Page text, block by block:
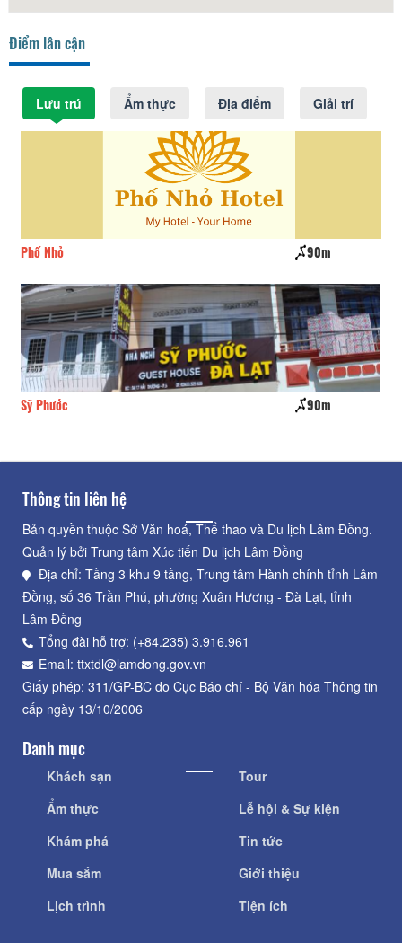
Điểm lân cận
Lưu trú Ẩm thực Địa điểm Giải trí
Phố Nhỏ 90m
Sỹ Phước 90m
Thông tin liên hệ
Bản quyền thuộc Sở Văn hoá, Thể thao và Du lịch Lâm Đồng.
Quản lý bởi Trung tâm Xúc tiến Du lịch Lâm Đồng
Địa chỉ: Tầng 3 khu 9 tầng, Trung tâm Hành chính tỉnh Lâm
Đồng, số 36 Trần Phú, phường Xuân Hương - Đà Lạt, tỉnh
Lâm Đồng
Tổng đài hỗ trợ: (+84.235) 3.916.961
Email: ttxtdl@lamdong.gov.vn
Giấy phép: 311/GP-BC do Cục Báo chí - Bộ Văn hóa Thông tin
cấp ngày 13/10/2006
Danh mục
Khách sạn
Ẩm thực
Khám phá
Mua sắm
Lịch trình
Tour
Lễ hội & Sự kiện
Tin tức
Giới thiệu
Tiện ích